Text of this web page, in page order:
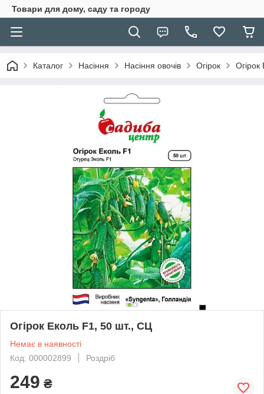
Товари для дому, саду та городу
Каталог Насіння Насіння овочів Огірок
Огірок Еколь F1, 50 шт., СЦ
Немає в наявності
Код: 000002899
Роздріб
249 ₴